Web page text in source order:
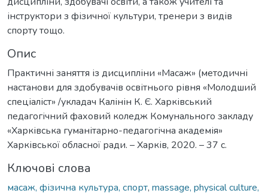
інструктори з фізичної культури, тренери з видів
спорту тощо.
Опис
Практичні заняття із дисципліни «Масаж» (методичні
настанови для здобувачів освітнього рівня «Молодший
спеціаліст» /укладач Калінін К. Є. Харківський
педагогічний фаховий коледж Комунального закладу
«Харківська гуманітарно-педагогічна академія»
Харківської обласної ради. – Харків, 2020. – 37 с.
Ключові слова
масаж, фізична культура, спорт, massage, physical culture,